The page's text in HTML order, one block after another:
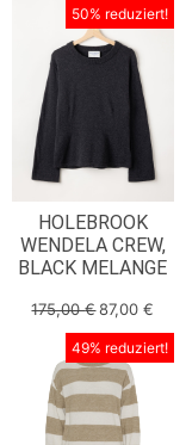
50% reduziert!
HOLEBROOK
WENDELA CREW,
BLACK MELANGE
175,00€87,00€
49% reduziert!